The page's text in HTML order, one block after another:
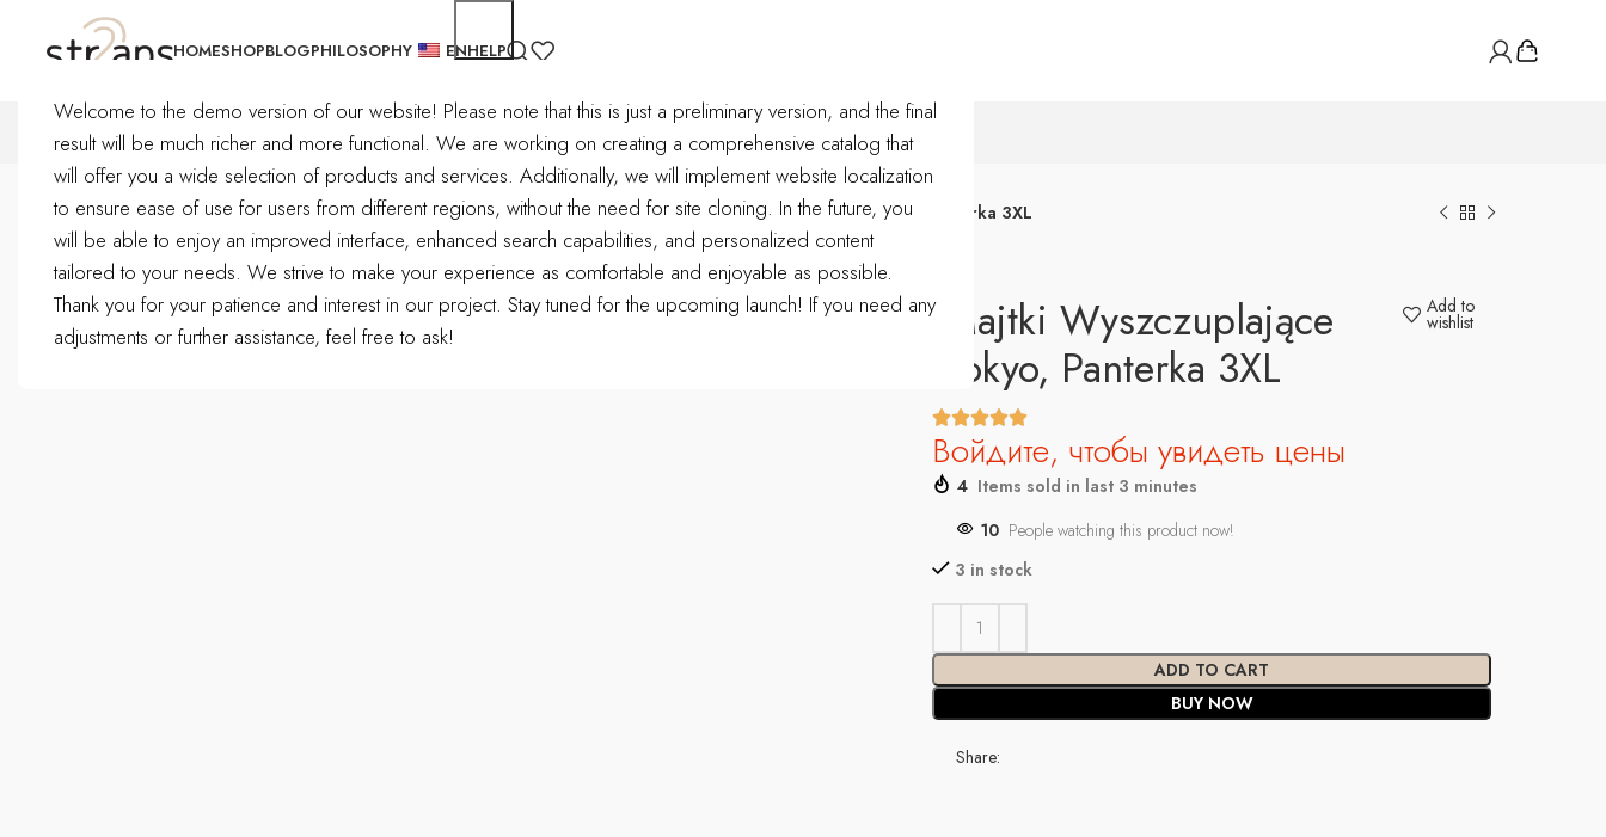
Welcome to the demo version of our website! Please note that this is just a preliminary version, and the final
result will be much richer and more functional. We are working on creating a comprehensive catalog that
will offer you a wide selection of products and services. Additionally, we will implement website localization
to ensure ease of use for users from different regions, without the need for site cloning. In the future, you
will be able to enjoy an improved interface, enhanced search capabilities, and personalized content
tailored to your needs. We strive to make your experience as comfortable and enjoyable as possible.
Thank you for your patience and interest in our project. Stay tuned for the upcoming launch! If you need any
adjustments or further assistance, feel free to ask!
HOMESHOPBLOGPHILOSOPHY ENHELP
LINGERIE NEW ARRIVALS NIGHTWEAR SPECIAL OFFERS SWIMWEAR
Home Odzież, Obuwie, Dodatki/Bielizna damska/Bielizna wyszczuplająca/Majtki Majtki Wyszczuplające Tokyo, Panterka 3XL
Click to enlarge
Majtki Wyszczuplające
Tokyo, Panterka 3XL
Add to
wishlist
Войдите, чтобы увидеть цены
4 Items sold in last 3 minutes
10 People watching this product now!
3 in stock
ADD TO CART
BUY NOW
Share: